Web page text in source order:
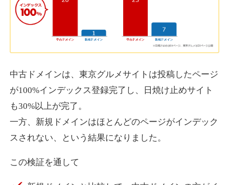
詳細を見る
actagainstaids.com
ジャンルその他
DA38 外部リンク数527 ドメイン年齢26年
10,800円 入札 0件
express-soft.com
DA38 外部リンク数
中古ドメインは、東京グルメサイトは投稿したページ
が100%インデックス登録完了し、日焼け止めサイト
も30%以上が完了。
一方、新規ドメインはほとんどのページがインデック
スされない、という結果になりました。
この検証を通して